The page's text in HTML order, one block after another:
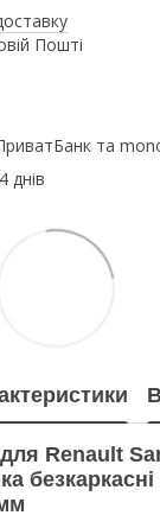
Пошті
та
днів
Renault